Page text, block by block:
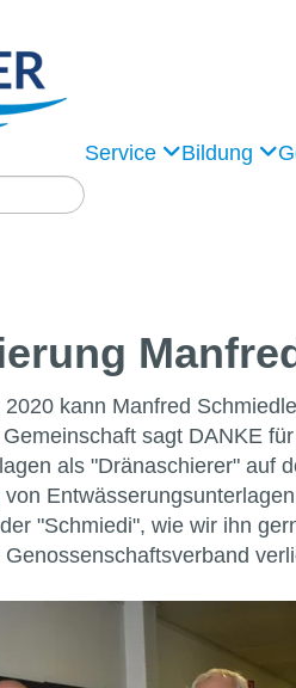
Service Bildung
kann Manfred
sagt DANKE
als "Dränaschierer" auf
"Schmiedi", wie wir ihn